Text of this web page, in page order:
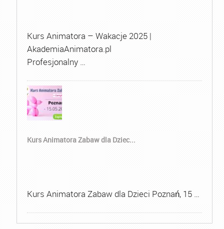
Kurs Animatora – Wakacje 2025 |
AkademiaAnimatora.pl
Profesjonalny …
Kurs Animatora Zabaw dla Dziec...
Kurs Animatora Zabaw dla Dzieci Poznań, 15 …